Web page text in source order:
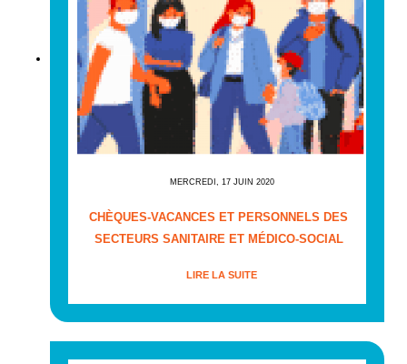
MERCREDI, 17 JUIN 2020
CHÈQUES-VACANCES ET PERSONNELS DES
SECTEURS SANITAIRE ET MÉDICO-SOCIAL
LIRE LA SUITE